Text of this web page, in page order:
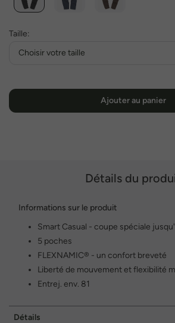
Taille:
Choisir votre taille
Ajouter au panier
Détails du
Informations sur le produit
Smart Casual - coupe spéciale
5 poches
FLEXNAMIC® - un confort breveté
Liberté de mouvement et flexibilité
Entrej. env. 81
Détails